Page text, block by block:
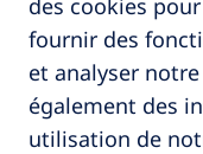
des cookies
fournir des
et analyser
également des
utilisation de